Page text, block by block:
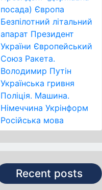
посада) Європа
Безпілотний літальний
апарат Президент
України Європейський
Союз Ракета.
Володимир Путін
Українська гривня
Поліція. Машина.
Німеччина Укрінформ
Російська мова
Recent posts